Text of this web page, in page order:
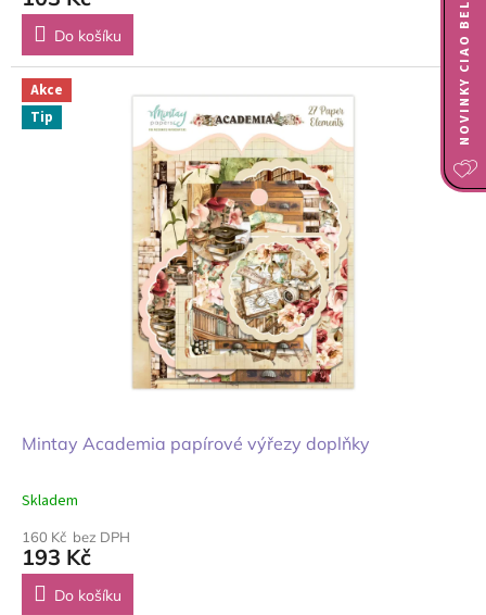
Do košíku
Akce
Tip
Mintay Academia papírové výřezy doplňky
Skladem
160 Kč bez DPH
193 Kč
Do košíku
NOVINKY CIAO BELLA